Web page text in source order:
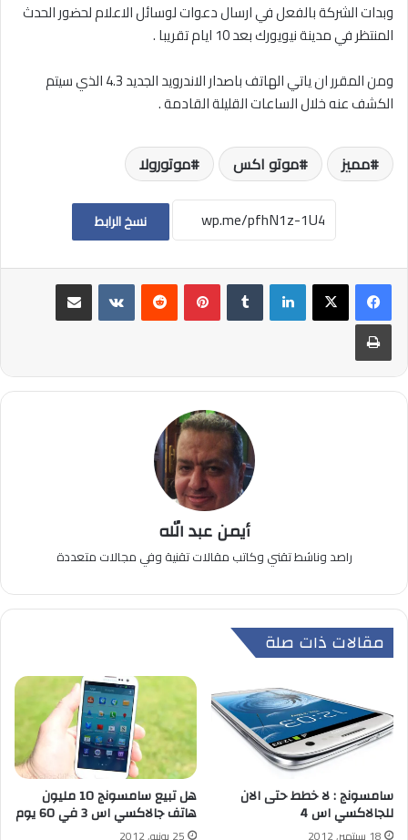
وبدات الشركة بالفعل في ارسال دعوات لوسائل الاعلام لحضور الحدث
المنتظر في مدينة نيويورك بعد 10 ايام تقريبا .
ومن المقرر ان ياتي الهاتف باصدار الاندرويد الجديد 4.3 الذي سيتم
الكشف عنه خلال الساعات القليلة القادمة .
مميز موتو اكس موتورولا
نسخ الرابط
لينكدإن بينتيريست
مشاركة عبر البريد
طباعة
أيمن عبد الله
راصد وناشط تقني وكاتب مقالات تقنية وفي مجالات متعددة
مقالات ذات صلة
سامسونج : لا خطط حتى الان
للجالاكسي اس 4
هل تبيع سامسونج 10 مليون
هاتف جالاكسي اس 3 في 60 يوم